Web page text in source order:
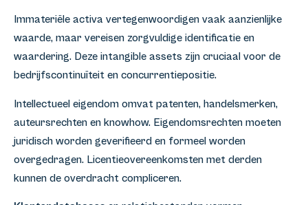
Immateriële activa vertegenwoordigen vaak aanzienlijke
waarde, maar vereisen zorgvuldige identificatie en
waardering. Deze intangible assets zijn cruciaal voor de
bedrijfscontinuïteit en concurrentiepositie.
Intellectueel eigendom omvat patenten, handelsmerken,
auteursrechten en knowhow. Eigendomsrechten moeten
juridisch worden geverifieerd en formeel worden
overgedragen. Licentieovereenkomsten met derden
kunnen de overdracht compliceren.